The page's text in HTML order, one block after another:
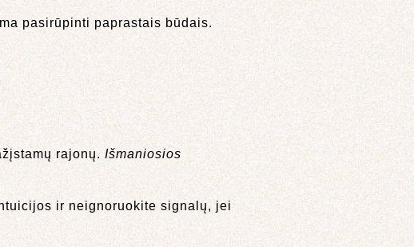
pasirūpinti paprastais būdais.
rajonų. Išmaniosios
ir neignoruokite signalų, jei